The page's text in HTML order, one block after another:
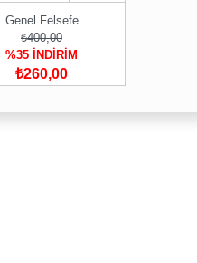
Genel Felsefe
₺400,00
%35 İNDİRİM
₺260,00